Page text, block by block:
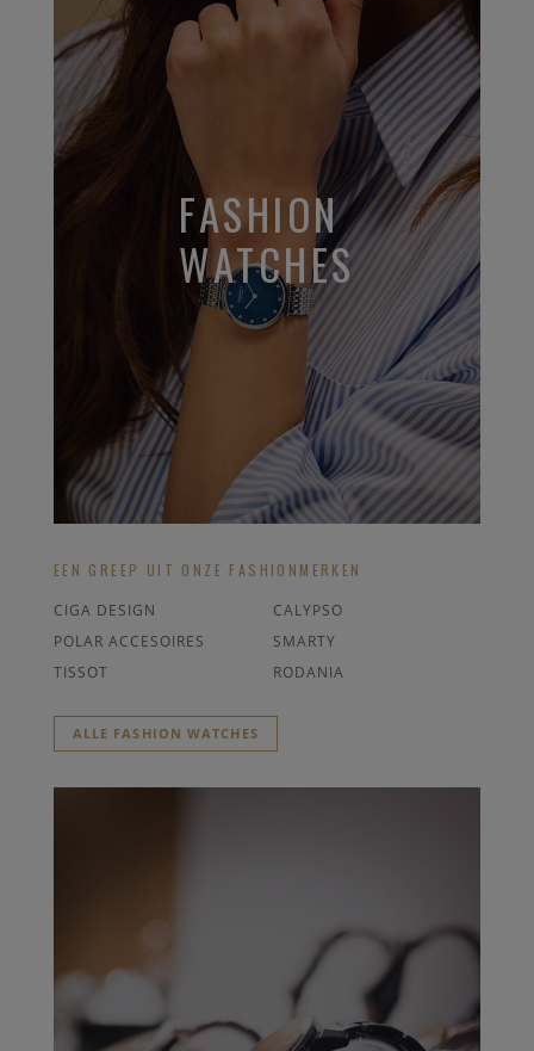
FASHION
WATCHES
EEN GREEP UIT ONZE FASHIONMERKEN
CIGA DESIGN
CALYPSO
POLAR ACCESOIRES
SMARTY
TISSOT
RODANIA
ALLE FASHION WATCHES